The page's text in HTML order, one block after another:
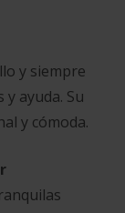
y siempre
ayuda. Su
y cómoda.